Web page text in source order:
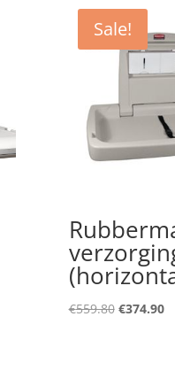
Sale!
€559.80 Original
€374.90